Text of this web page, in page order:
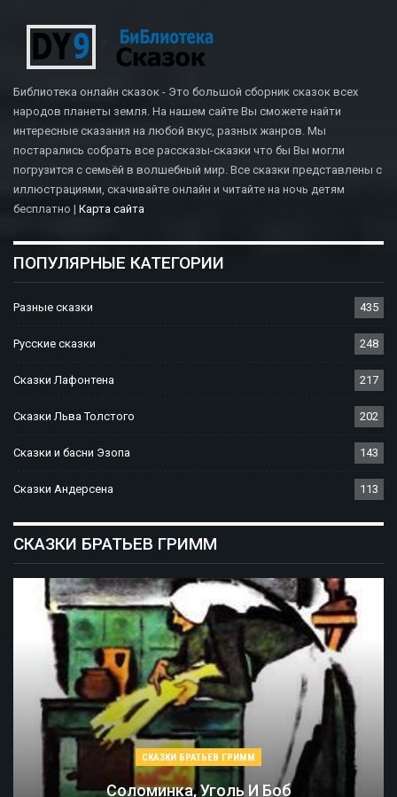
Библиотека онлайн сказок - Это большой сборник сказок всех
народов планеты земля. На нашем сайте Вы сможете найти
интересные сказания на любой вкус, разных жанров. Мы
постарались собрать все рассказы-сказки что бы Вы могли
погрузится с семьёй в волшебный мир. Все сказки представлены с
иллюстрациями, скачивайте онлайн и читайте на ночь детям
бесплатно | Карта сайта
ПОПУЛЯРНЫЕ КАТЕГОРИИ
Разные сказки 435
Русские сказки 248
Сказки Лафонтена 217
Сказки Льва Толстого 202
Сказки и басни Эзопа 143
Сказки Андерсена 113
СКАЗКИ БРАТЬЕВ ГРИММ
СКАЗКИ БРАТЬЕВ ГРИММ
Соломинка, Уголь И Боб